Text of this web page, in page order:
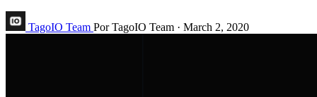
TagoIO Team Por TagoIO Team · March 2, 2020